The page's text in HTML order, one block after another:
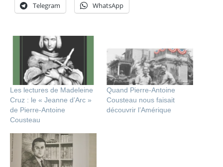
Telegram WhatsApp
Les lectures de Madeleine
Cruz : le « Jeanne d’Arc »
de Pierre-Antoine
Cousteau
Quand Pierre-Antoine
Cousteau nous faisait
découvrir l’Amérique